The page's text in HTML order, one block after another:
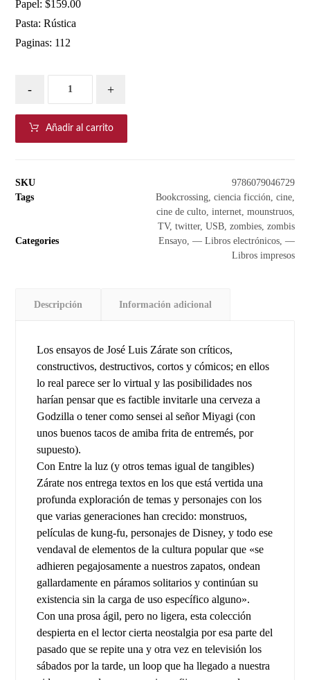
Papel: $159.00
Pasta: Rústica
Paginas: 112
- +
Añadir al carrito
SKU
9786079046729
Tags
Bookcrossing, ciencia ficción cine,
cine de culto, internet, mounstruos,
TV, twitter, USB, zombies, zombis
Categories
Ensayo, — Libros electrónicos, —
Libros impresos
Descripción Información adicional
Los ensayos de José Luis Zárate son críticos,
constructivos, destructivos, cortos y cómicos; en ellos
lo real parece ser lo virtual y las posibilidades nos
harían pensar que es factible invitarle una cerveza a
Godzilla o tener como sensei al señor Miyagi (con
unos buenos tacos de amiba frita de entremés, por
supuesto).
Con Entre la luz (y otros temas igual de tangibles)
Zárate nos entrega textos en los que está vertida una
profunda exploración de temas y personajes con los
que varias generaciones han crecido: monstruos,
películas de kung-fu, personajes de Disney, y todo ese
vendaval de elementos de la cultura popular que «se
adhieren pegajosamente a nuestros zapatos, ondean
gallardamente en páramos solitarios y continúan su
existencia sin la carga de uso específico alguno».
Con una prosa ágil, pero no ligera, esta colección
despierta en el lector cierta neostalgia por esa parte del
pasado que se repite una y otra vez en televisión los
sábados por la tarde, un loop que ha llegado a nuestra